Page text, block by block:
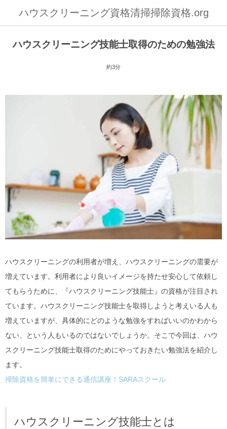
ハウスクリーニング資格清掃掃除資格.org
ハウスクリーニング技能士取得のための勉強法
約3分
ハウスクリーニングの利用者が増え、ハウスクリーニングの需要が
増えています。利用者により良いイメージを持たせ安心して依頼し
てもらうために、『ハウスクリーニング技能士』の資格が注目され
ています。ハウスクリーニング技能士を取得しようと考えいる人も
増えていますが、具体的にどのような勉強をすればいいのかわから
ない、という人もいるのではないでしょうか。そこで今回は、ハウ
スクリーニング技能士取得のためにやっておきたい勉強法を紹介し
ます。
掃除資格を簡単にできる通信講座！SARAスクール
ハウスクリーニング技能士とは